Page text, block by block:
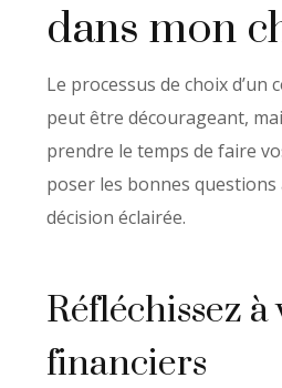
dans mon
Le processus de choix d’un
peut être décourageant,
prendre le temps de faire
poser les bonnes
décision éclairée.
Réfléchissez
financiers